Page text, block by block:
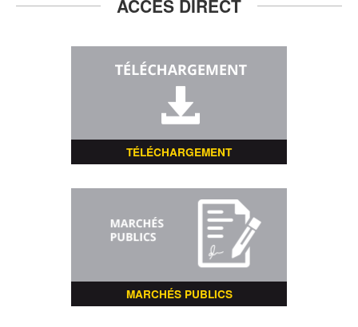
ACCÈS DIRECT
TÉLÉCHARGEMENT
MARCHÉS PUBLICS